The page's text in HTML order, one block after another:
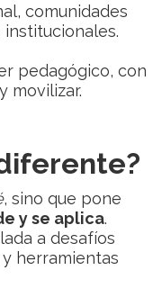
comunidades
pedagógico, con
movilizar.
, sino que pone
y se aplica.
a desafíos
herramientas